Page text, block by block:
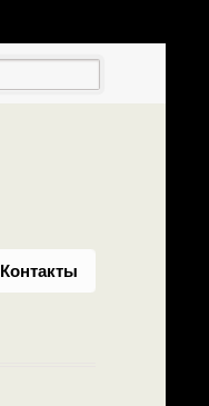
Контакты